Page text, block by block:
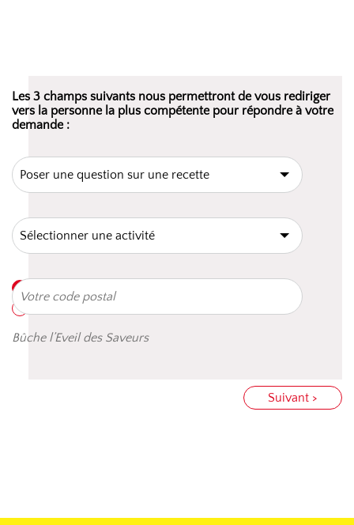
Les 3 champs suivants nous permettront de vous rediriger
vers la personne la plus compétente pour répondre à votre
demande :
Bûche l’Eveil des Saveurs
Suivant >